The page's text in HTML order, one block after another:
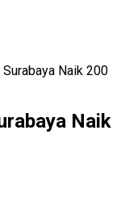
Naik 200
Naik